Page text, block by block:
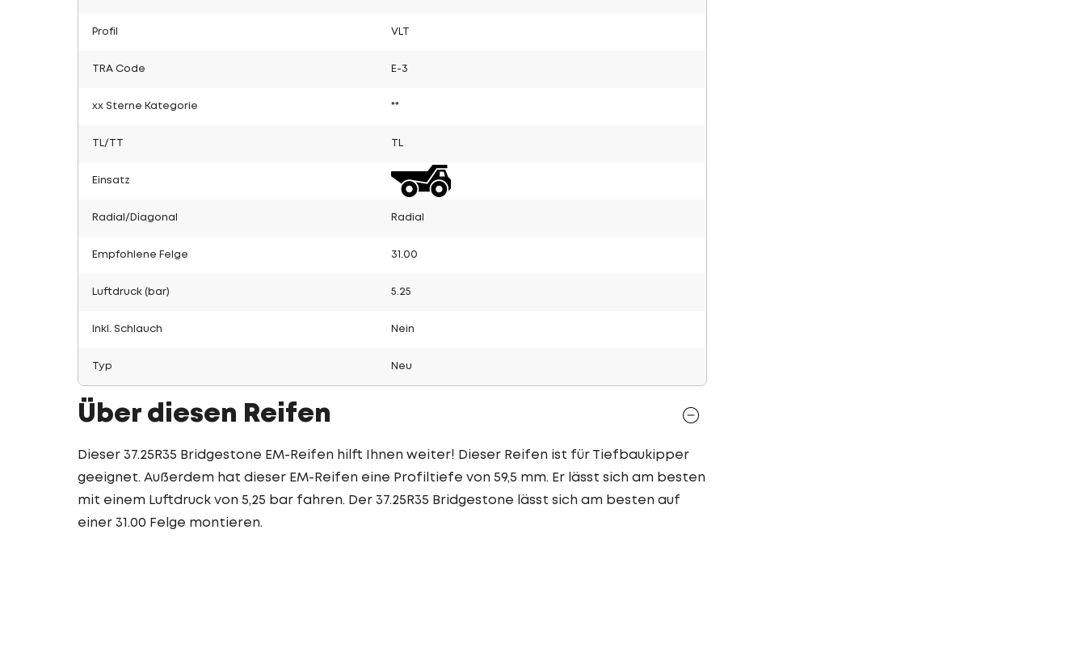
Profil VLT
TRA Code E-3
xx Sterne Kategorie **
TL/TT
Einsatz
Radial/Diagonal Radial
Empfohlene Felge 31.00
Luftdruck (bar) 5.25
Inkl. Schlauch Nein
Typ Neu
Über diesen Reifen
Dieser 37.25R35 Bridgestone EM-Reifen hilft Ihnen weiter! Dieser Reifen ist für Tiefbaukipper
geeignet. Außerdem hat dieser EM-Reifen eine Profiltiefe von 59,5 mm. Er lässt sich am besten
mit einem Luftdruck von 5,25 bar fahren. Der 37.25R35 Bridgestone lässt sich am besten auf
einer 31.00 Felge montieren.